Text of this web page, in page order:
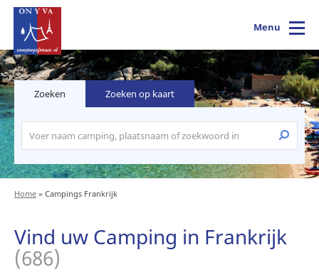
Menu
Zoeken Zoeken op kaart
Home » Campings Frankrijk
Vind uw Camping in Frankrijk
(686)